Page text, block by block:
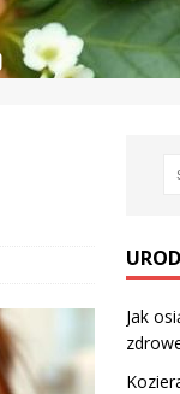
Jak